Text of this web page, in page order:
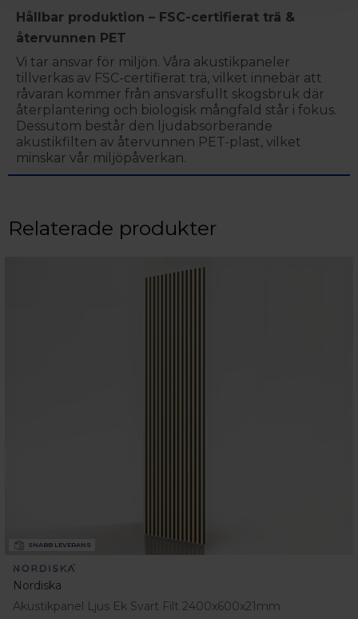
Hållbar produktion – FSC-certifierat trä &
återvunnen PET
Vi tar ansvar för miljön. Våra akustikpaneler
tillverkas av FSC-certifierat trä, vilket innebär att
råvaran kommer från ansvarsfullt skogsbruk där
återplantering och biologisk mångfald står i fokus.
Dessutom består den ljudabsorberande
akustikfilten av återvunnen PET-plast, vilket
minskar vår miljöpåverkan.
Relaterade produkter
SNABB LEVERANS
Nordiska
Akustikpanel Ljus Ek Svart Filt 2400x600x21mm